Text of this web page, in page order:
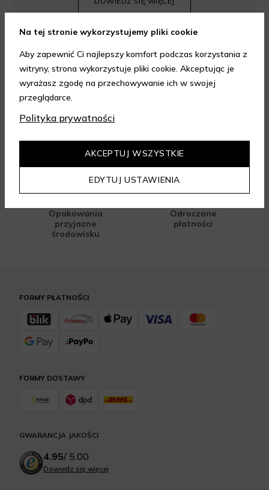
zamówienia
Opakowania
przyjazne
środowisku
Odroczone
płatności
FORMY DOSTAWY
FORMY PŁATNOŚCI
GWARANCJA JAKOŚCI
4.95/ 5.00
Dowiedz się więcej
Na tej stronie wykorzystujemy pliki cookie
Aby zapewnić Ci najlepszy komfort podczas korzystania z
witryny, strona wykorzystuje pliki cookie. Akceptując je
wyrażasz zgodę na przechowywanie ich w swojej
przeglądarce.
Polityka prywatności
EDYTUJ USTAWIENIA
AKCEPTUJ WSZYSTKIE